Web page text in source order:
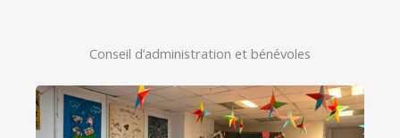
Conseil d’administration et bénévoles